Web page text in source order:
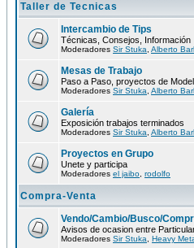
Taller de Tecnicas
Intercambio de Tips
Técnicas, Consejos, Información
Moderadores Sir Stuka Alberto
Mesas de Trabajo
Paso a Paso, proyectos de
Moderadores Sir Stuka Alberto
Galería
Exposición trabajos terminados
Moderadores Sir Stuka Alberto
Proyectos en Grupo
Unete y participa
Moderadores el jaibo rodolfo
Compra-Venta
Vendo/Cambio/Busco/
Avisos de ocasion entre
Moderadores Sir Stuka Heavy